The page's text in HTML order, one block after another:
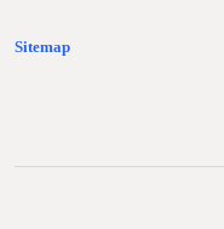
Sitemap